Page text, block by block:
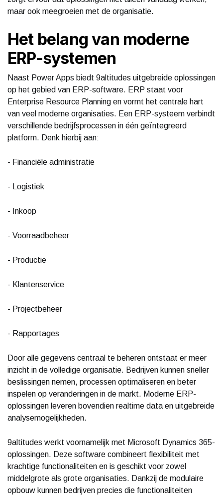
maar ook meegroeien met de organisatie.
Het belang van moderne
ERP-systemen
Naast Power Apps biedt 9altitudes uitgebreide oplossingen
op het gebied van ERP-software. ERP staat voor
Enterprise Resource Planning en vormt het centrale hart
van veel moderne organisaties. Een ERP-systeem verbindt
verschillende bedrijfsprocessen in één geïntegreerd
platform. Denk hierbij aan:
- Financiële administratie
- Logistiek
- Inkoop
- Voorraadbeheer
- Productie
- Klantenservice
- Projectbeheer
- Rapportages
Door alle gegevens centraal te beheren ontstaat er meer
inzicht in de volledige organisatie. Bedrijven kunnen sneller
beslissingen nemen, processen optimaliseren en beter
inspelen op veranderingen in de markt. Moderne ERP-
oplossingen leveren bovendien realtime data en uitgebreide
analysemogelijkheden.
9altitudes werkt voornamelijk met Microsoft Dynamics 365-
oplossingen. Deze software combineert flexibiliteit met
krachtige functionaliteiten en is geschikt voor zowel
middelgrote als grote organisaties. Dankzij de modulaire
opbouw kunnen bedrijven precies die functionaliteiten